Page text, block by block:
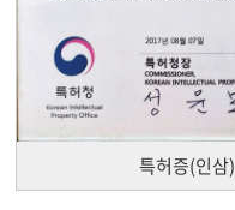
특허증(인삼)